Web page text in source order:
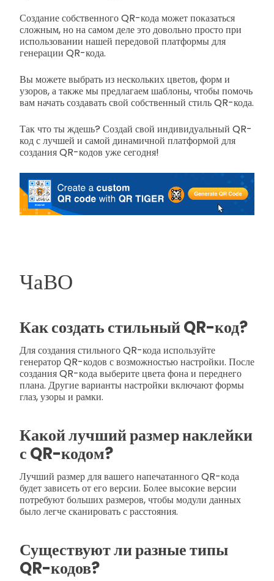
Создание собственного QR-кода может показаться
сложным, но на самом деле это довольно просто при
использовании нашей передовой платформы для
генерации QR-кода.
Вы можете выбрать из нескольких цветов, форм и
узоров, а также мы предлагаем шаблоны, чтобы помочь
вам начать создавать свой собственный стиль QR-кода.
Так что ты ждешь? Создай свой индивидуальный QR-
код с лучшей и самой динамичной платформой для
создания QR-кодов уже сегодня!
ЧаВО
Как создать стильный QR-код?
Для создания стильного QR-кода используйте
генератор QR-кодов с возможностью настройки. После
создания QR-кода выберите цвета фона и переднего
плана. Другие варианты настройки включают формы
глаз, узоры и рамки.
Какой лучший размер наклейки
с QR-кодом?
Лучший размер для вашего напечатанного QR-кода
будет зависеть от его версии. Более высокие версии
потребуют больших размеров, чтобы модули данных
было легче сканировать с расстояния.
Существуют ли разные типы
QR-кодов?